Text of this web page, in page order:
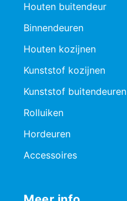
Houten buitendeur
Binnendeuren
Houten kozijnen
Kunststof kozijnen
Kunststof buitendeuren
Rolluiken
Hordeuren
Accessoires